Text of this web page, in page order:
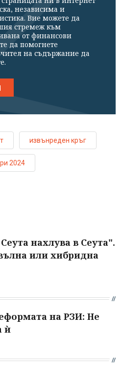
си!
независима и
Вие можете да
стремеж към
от финансови
да помогнете
на съдържание да
извънреден кръг
2024
нахлува в Сеута".
или хибридна
на РЗИ: Не
ѝ